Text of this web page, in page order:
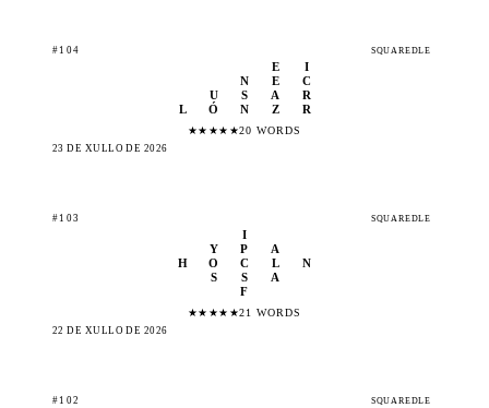
#104 SQUAREDLE
E
I
N
E
C
U
S A
R
L
Ó N Z R
★★ ★★ ★20 WORDS
23 DE XULLO DE 2026
#103 SQUAREDLE
I
Y
P
A
H
O C L
N
S
S
A
F
★★ ★★ ★21 WORDS
22 DE XULLO DE 2026
#102 SQUAREDLE